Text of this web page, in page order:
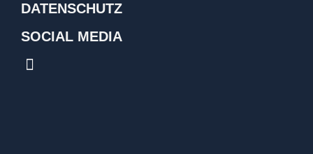
DATENSCHUTZ
SOCIAL MEDIA